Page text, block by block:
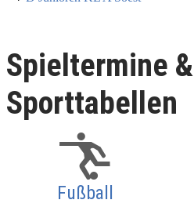
Spieltermine &
Sporttabellen
Fußball